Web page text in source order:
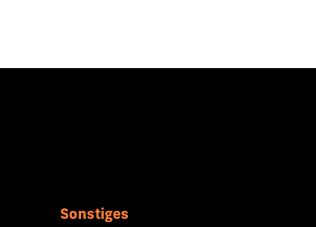
Sonstiges